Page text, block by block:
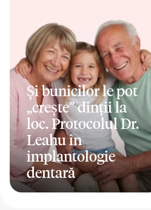
Și bunicilor le pot
„crește” dinții la
loc. Protocolul Dr.
Leahu în
implantologie
dentară